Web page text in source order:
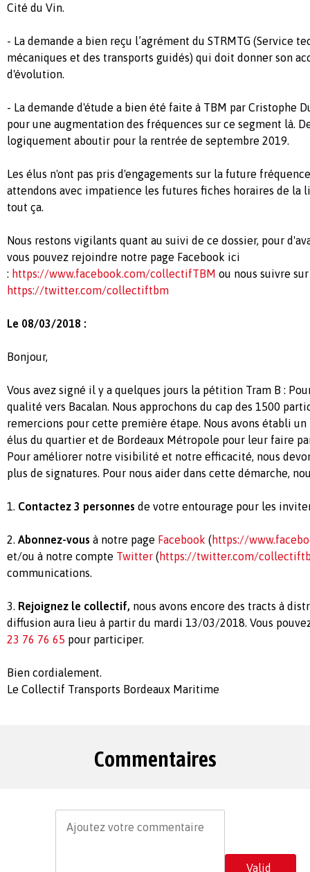
Cité du Vin.
- La demande a bien reçu l’agrément du STRMTG (Service
mécaniques et des transports guidés) qui doit donner son
d'évolution.
- La demande d'étude a bien été faite à TBM​ par Cristophe
pour une augmentation des fréquences sur ce segment là.
logiquement aboutir pour la rentrée de septembre 2019.
Les élus n'ont pas pris d'engagements sur la future
attendons avec impatience les futures fiches horaires de la
tout ça.
Nous restons vigilants quant au suivi de ce dossier, pour
vous pouvez rejoindre notre page Facebook ici
: https://www.facebook.com/collectifTBM ou nous suivre
https://twitter.com/collectiftbm
Le 08/03/2018 :
Bonjour,
Vous avez signé il y a quelques jours la pétition Tram B :
qualité vers Bacalan. Nous approchons du cap des 1500
remercions pour cette première étape. Nous avons établi
élus du quartier et de Bordeaux Métropole pour leur faire
Pour améliorer notre visibilité et notre efficacité, nous
plus de signatures. Pour nous aider dans cette démarche,
1. Contactez 3 personnes de votre entourage pour les
2. Abonnez-vous à notre page Facebook (https://
et/ou à notre compte Twitter (https://twitter.com/
communications.
3. Rejoignez le collectif, nous avons encore des tracts à
diffusion aura lieu à partir du mardi 13/03/2018. Vous
23 76 76 65 pour participer.
Bien cordialement.
Le Collectif Transports Bordeaux Maritime
Commentaires
Valid